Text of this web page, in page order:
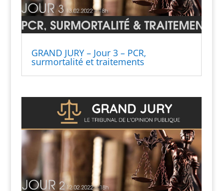
GRAND JURY – Jour 3 – PCR,
surmortalité et traitements